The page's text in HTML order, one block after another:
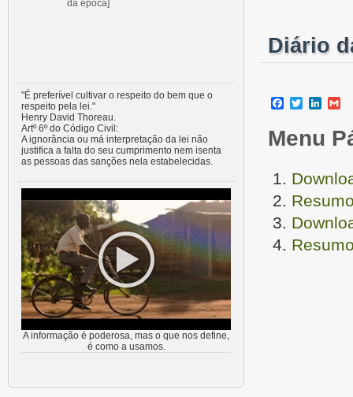
Diário
Facebook
Twitter
Menu
"É preferível cultivar o respeito do bem que o
respeito pela lei."
Henry David Thoreau.
Artº 6º do Código Civil:
A ignorância ou má interpretação da lei não
justifica a falta do seu cumprimento nem isenta
as pessoas das sanções nela estabelecidas.
A informação é poderosa, mas o que nos define,
é como a usamos.